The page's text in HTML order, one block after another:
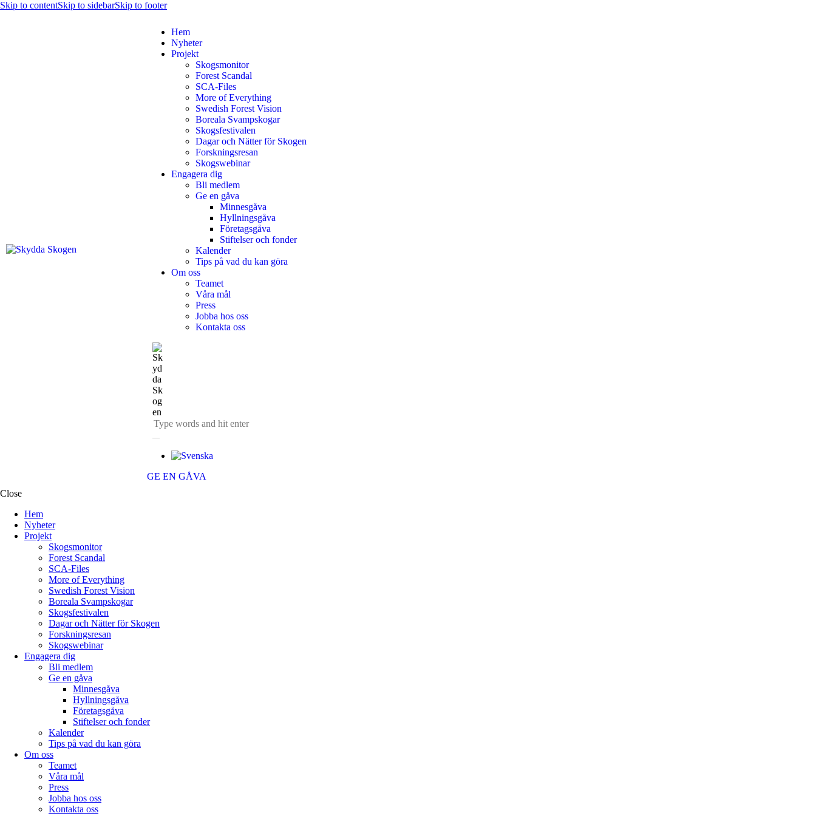
Skip to contentSkip to sidebarSkip to footer
Hem
Nyheter
Projekt
Skogsmonitor
Forest Scandal
SCA-Files
More of Everything
Swedish Forest Vision
Boreala Svampskogar
Skogsfestivalen
Dagar och Nätter för Skogen
Forskningsresan
Skogswebinar
Engagera dig
Bli medlem
Ge en gåva
Minnesgåva
Hyllningsgåva
Företagsgåva
Stiftelser och fonder
Kalender
Tips på vad du kan göra
Om oss
Teamet
Våra mål​
Press
Jobba hos oss
Kontakta oss
GE EN GÅVA
Close
Hem
Nyheter
Projekt
Skogsmonitor
Forest Scandal
SCA-Files
More of Everything
Swedish Forest Vision
Boreala Svampskogar
Skogsfestivalen
Dagar och Nätter för Skogen
Forskningsresan
Skogswebinar
Engagera dig
Bli medlem
Ge en gåva
Minnesgåva
Hyllningsgåva
Företagsgåva
Stiftelser och fonder
Kalender
Tips på vad du kan göra
Om oss
Teamet
Våra mål​
Press
Jobba hos oss
Kontakta oss